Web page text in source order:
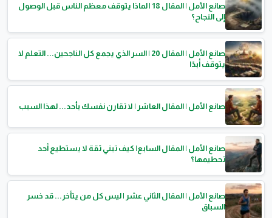
صانع الأمل | المقال 18 | لماذا يتوقف معظم الناس قبل الوصول
إلى النجاح؟
صانع الأمل | المقال 20 | السر الذي يجمع كل الناجحين... التعلم لا
يتوقف أبدًا
صانع الأمل | المقال العاشر | لا تقارن نفسك بأحد... لهذا السبب
صانع الأمل | المقال السابع| كيف تبني ثقة لا يستطيع أحد
تحطيمها؟
صانع الأمل | المقال الثاني عشر | ليس كل من يتأخر... قد خسر
السباق